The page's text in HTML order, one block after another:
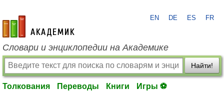
academic.ru
EN DE ES FR
Словари и энциклопедии на Академике
Найти!
Толкования Переводы Книги Игры ⚽